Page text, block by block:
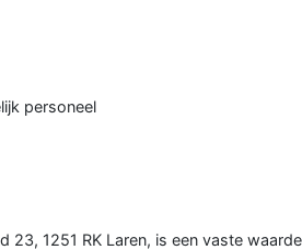
personeel
23, 1251 RK Laren, is een vaste